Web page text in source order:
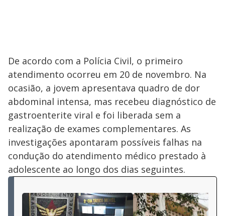
De acordo com a Polícia Civil, o primeiro
atendimento ocorreu em 20 de novembro. Na
ocasião, a jovem apresentava quadro de dor
abdominal intensa, mas recebeu diagnóstico de
gastroenterite viral e foi liberada sem a
realização de exames complementares. As
investigações apontaram possíveis falhas na
condução do atendimento médico prestado à
adolescente ao longo dos dias seguintes.